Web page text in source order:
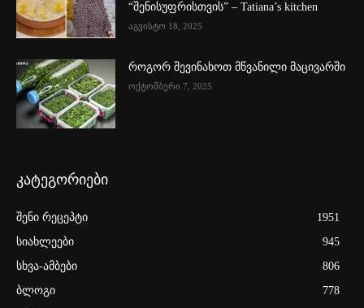
“შენისუფრისთვის” – Tatiana’s kitchen
აგვისტო 18, 2025
როგორ შევინახოთ მწვანილი მაცივარში
ოქტომბერი 7, 2025
კატეგორიები
შენი რეცეპტი
1951
სიახლეები
945
სხვა-ამბები
806
ბლოგი
778